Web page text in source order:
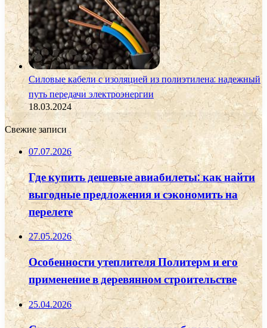
Силовые кабели с изоляцией из полиэтилена: надежный
путь передачи электроэнергии
18.03.2024
Свежие записи
07.07.2026
Где купить дешевые авиабилеты: как найти
выгодные предложения и сэкономить на
перелете
27.05.2026
Особенности утеплителя Политерм и его
применение в деревянном строительстве
25.04.2026